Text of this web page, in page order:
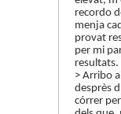
recordo
menja
provat
per mi
resultats.
> Arribo
desprès
córrer